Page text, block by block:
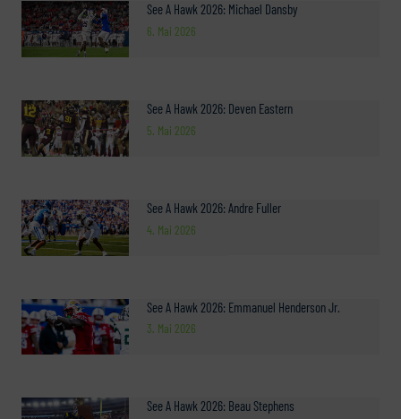
See A Hawk 2026: Michael Dansby
6. Mai 2026
See A Hawk 2026: Deven Eastern
5. Mai 2026
See A Hawk 2026: Andre Fuller
4. Mai 2026
See A Hawk 2026: Emmanuel Henderson Jr.
3. Mai 2026
See A Hawk 2026: Beau Stephens